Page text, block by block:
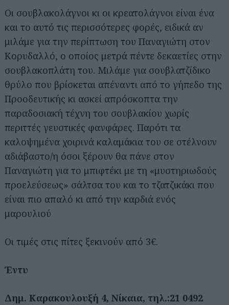
Οι σουβλακολάγνοι κι οι κρεατολάγνοι είναι ένα
και το αυτό τις περισσότερες φορές, ειδικά αν
μιλάμε για την περίπτωση του Παναγιώτη στον
Κορυδαλλό, ο οποίος μετρά πέντε δεκαετίες στην
σουβλακοπλάτη του. Μιλάμε για σουβλατζίδικο
θρύλο που βρίσκεται απέναντι από το γήπεδο της
Προοδευτικής κι ασκεί απρόσκοπτα την
παραδοσιακή τέχνη του σουβλακίου χωρίς
περιττές γευστικές φανφάρες. Παρότι τα
καλοψημένα χοιρινά καλαμάκια του σε στέλνουν
αδιάβαστο/η όσοι ξέρουν θα πάνε στον
Παναγιώτη για το μπιφτέκι με τη «μυστηριωδούς
προελεύσεως» σάλτσα του και το τζατζικάκι που
είναι πιο απαλό κι από την καρδιά ενός
μαρουλιού
Οι τιμές στις πίτες ξεκινούν από 3€.
Έντυ
Δημ. Καρακουλουξή 4, Νίκαια, τηλ.:21 0492
Αναζήτηση
για...